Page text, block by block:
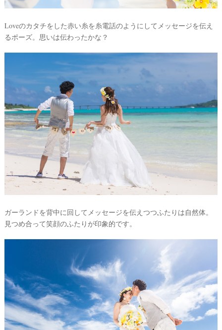
Loveのカタチをした赤い糸を糸電話のようにしてメッセージを伝え
るポーズ。思いは伝わったかな？
ガーランドを背中に回してメッセージを伝えつつふたりは自然体。
見つめ合って笑顔のふたりが印象的です。